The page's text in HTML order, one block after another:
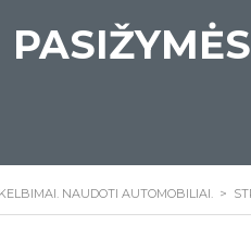
NAUDOTI AUTOMOBILIAI. >